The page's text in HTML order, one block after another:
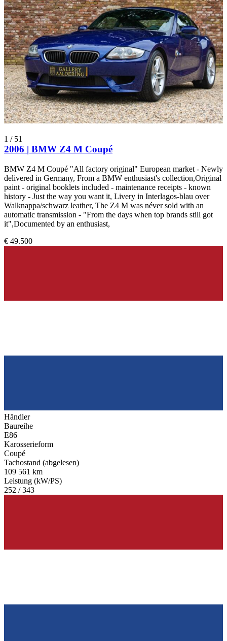
1 / 51
2006 | BMW Z4 M Coupé
BMW Z4 M Coupé "All factory original" European market - Newly
delivered in Germany, From a BMW enthusiast's collection,Original
paint - original booklets included - maintenance receipts - known
history - Just the way you want it, Livery in Interlagos-blau over
Walknappa/schwarz leather, The Z4 M was néver sold with an
automatic transmission - "From the days when top brands still got
it",Documented by an enthusiast,
€ 49.500
Händler
Baureihe
E86
Karosserieform
Coupé
Tachostand (abgelesen)
109 561 km
Leistung (kW/PS)
252 / 343